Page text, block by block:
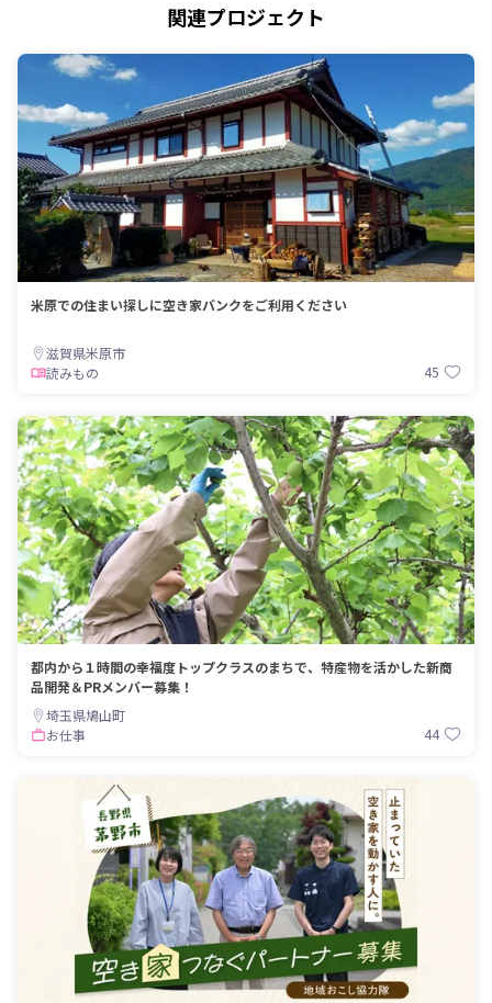
関連プロジェクト
米原での住まい探しに空き家バンクをご利用ください
滋賀県米原市
読みもの
45
都内から１時間の幸福度トップクラスのまちで、特産物を活かした新商
品開発＆PRメンバー募集！
埼玉県鳩山町
お仕事
44